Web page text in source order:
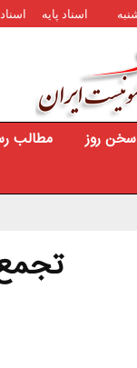
اسناد پایه
سخن روز مطالب